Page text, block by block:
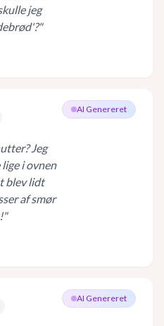
jeg
"
AI Genereret
Jeg
i ovnen
blev lidt
af smør
"
AI Genereret